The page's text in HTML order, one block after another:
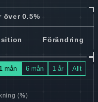
0.5%
Förändring
1 mån 6 mån 1 år Allt